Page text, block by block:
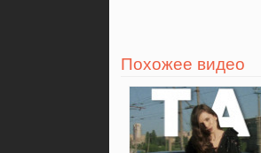
Похожее видео